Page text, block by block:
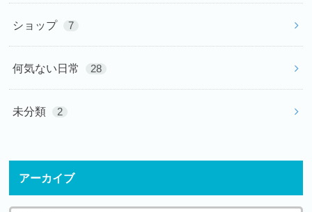
ショップ 7
何気ない日常 28
未分類 2
アーカイブ